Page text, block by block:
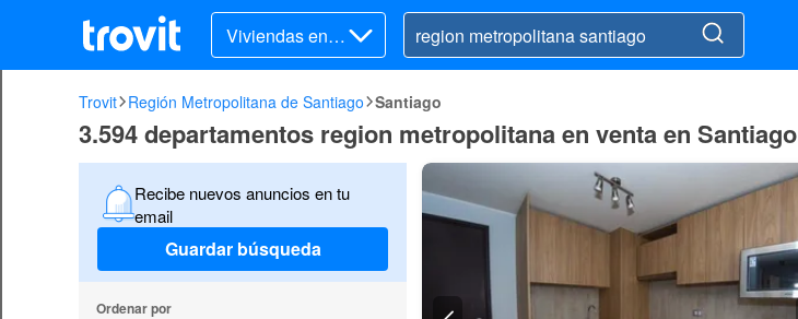
Viviendas en v
enta
Trovit Región Metropolitana de Santiago Santiago
3.594 departamentos region metropolitana en venta en Santiago
Recibe nuevos anuncios en tu
email
Guardar búsqueda
Ordenar por